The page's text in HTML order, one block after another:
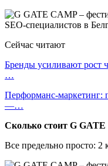
Сейчас читают
Бренды усиливают рост
…
Перформанс-маркетинг:
—…
Сколько стоит G
Все предельно просто: 2